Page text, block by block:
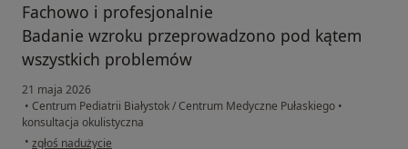
Fachowo i profesjonalnie
Badanie wzroku przeprowadzono pod kątem
wszystkich problemów
21 maja 2026
• Centrum Pediatrii Białystok / Centrum Medyczne Pułaskiego •
konsultacja okulistyczna
• w opinii użytkownika Kk
zgłoś nadużycie